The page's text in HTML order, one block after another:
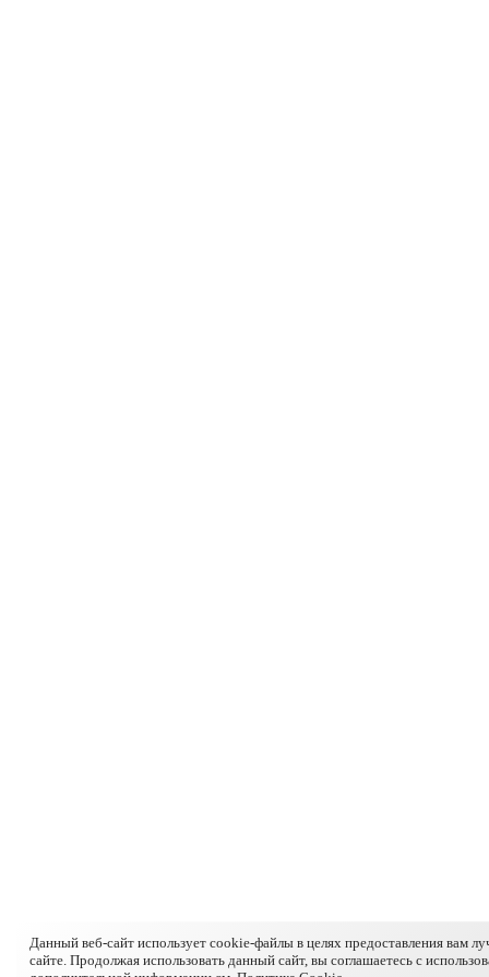
Данный веб-сайт использует cookie-файлы в целях предоставления вам
сайте. Продолжая использовать данный сайт, вы соглашаетесь с